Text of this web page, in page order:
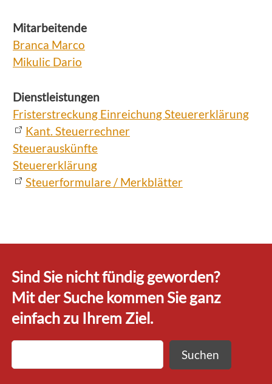
Mitarbeitende
Branca Marco
Mikulic Dario
Dienstleistungen
Fristerstreckung Einreichung Steuererklärung
Kant. Steuerrechner
Steuerauskünfte
Steuererklärung
Steuerformulare / Merkblätter
Sind Sie nicht fündig geworden?
Mit der Suche kommen Sie ganz
einfach zu Ihrem Ziel.
Suchen